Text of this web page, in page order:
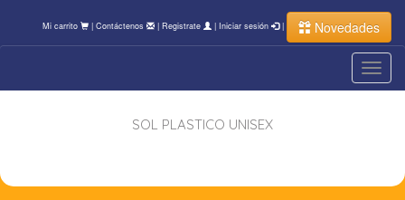
Mi carrito | Contáctenos | Registrate | Iniciar sesión | Novedades
SOL PLASTICO UNISEX